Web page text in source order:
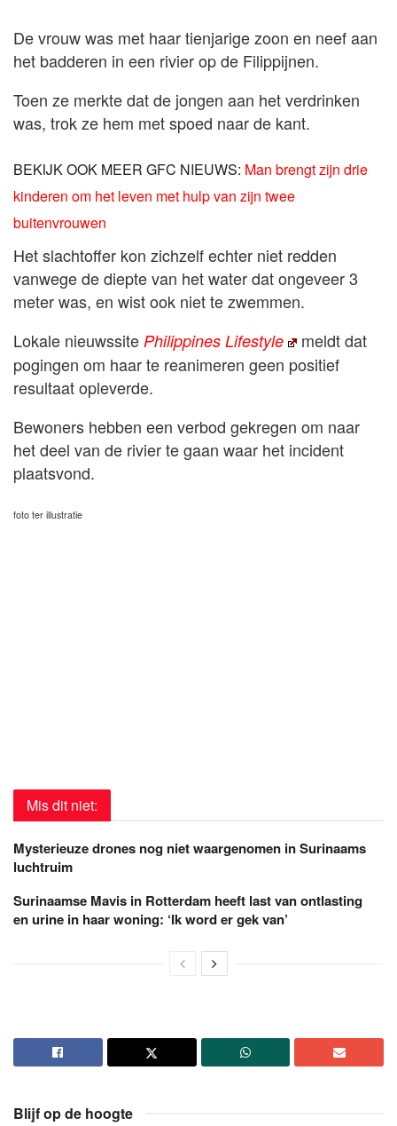
De vrouw was met haar tienjarige zoon en neef aan
het badderen in een rivier op de Filippijnen.
Toen ze merkte dat de jongen aan het verdrinken
was, trok ze hem met spoed naar de kant.
BEKIJK OOK MEER GFC NIEUWS: Man brengt zijn drie
kinderen om het leven met hulp van zijn twee
buitenvrouwen
Het slachtoffer kon zichzelf echter niet redden
vanwege de diepte van het water dat ongeveer 3
meter was, en wist ook niet te zwemmen.
Lokale nieuwssite Philippines Lifestyle
meldt dat
pogingen om haar te reanimeren geen positief
resultaat opleverde.
Bewoners hebben een verbod gekregen om naar
het deel van de rivier te gaan waar het incident
plaatsvond.
foto ter illustratie
Mis dit niet:
Mysterieuze drones nog niet waargenomen in Surinaams
luchtruim
Surinaamse Mavis in Rotterdam heeft last van ontlasting
en urine in haar woning: ‘Ik word er gek van’
Blijf op de hoogte